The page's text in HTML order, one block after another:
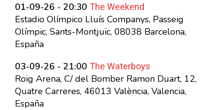
01-09-26 - 20:30 The Weekend
Estadio Olímpico Lluís Companys, Passeig
Olímpic, Sants-Montjuïc, 08038 Barcelona,
España
03-09-26 - 21:00 The Waterboys
Roig Arena, C/ del Bomber Ramon Duart, 12,
Quatre Carreres, 46013 València, Valencia,
España